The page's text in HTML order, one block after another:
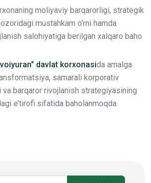
moliyaviy barqarorligi, strategik
mustahkam o‘rni hamda
salohiyatiga berilgan xalqaro baho
davlat korxonasida amalga
samarali korporativ
barqaror rivojlanish strategiyasining
e’tirofi sifatida baholanmoqda.